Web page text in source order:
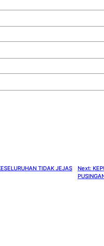
TIDAK JEJAS
Next: